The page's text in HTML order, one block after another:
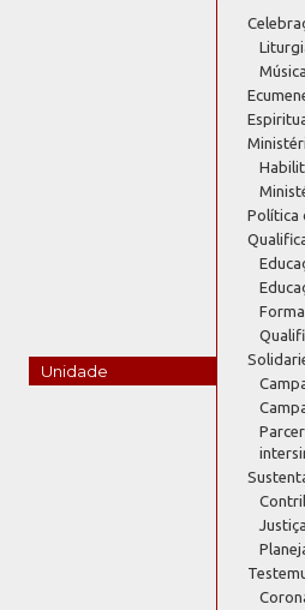
Unidade
Música
Política